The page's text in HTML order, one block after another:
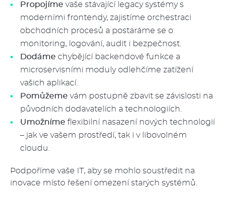
Propojíme vaše stávající legacy systémy s
moderními frontendy, zajistíme orchestraci
obchodních procesů a postaráme se o
monitoring, logování, audit i bezpečnost.
Dodáme chybějící backendové funkce a
microservisními moduly odlehčíme zatížení
vašich aplikací.
Pomůžeme vám postupně zbavit se závislosti na
původních dodavatelích a technologiích.
Umožníme flexibilní nasazení nových technologií
– jak ve vašem prostředí, tak i v libovolném
cloudu.
Podpoříme vaše IT, aby se mohlo soustředit na
inovace místo řešení omezení starých systémů.